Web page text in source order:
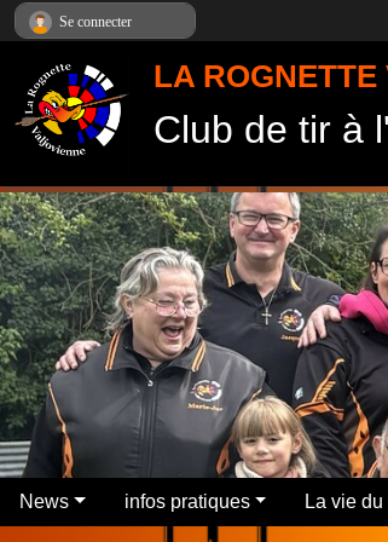
LA
Club de tir à
News infos pratiques La vie
Se connecter
Panneau de gestion des cookies